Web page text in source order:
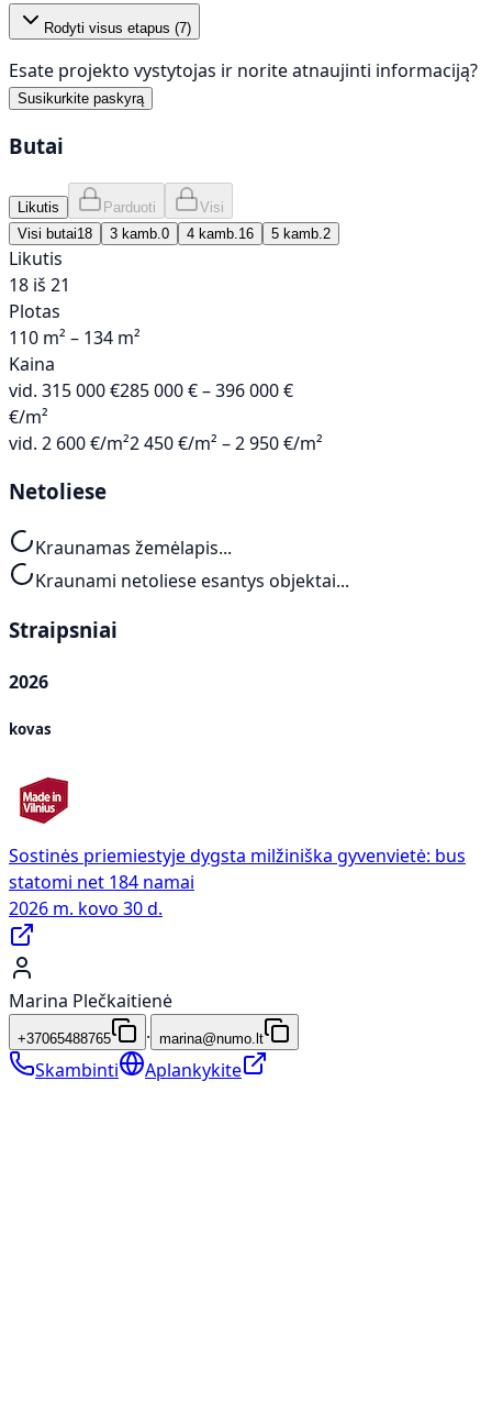
Rodyti visus etapus (7)
Esate projekto vystytojas ir norite atnaujinti informaciją?
Susikurkite paskyrą
Butai
Likutis Parduoti
Visi
Visi butai18 3 kamb. 0 4 kamb. 16 5 kamb. 2
Likutis
18 iš 21
Plotas
110 m² – 134 m²
Kaina
vid. 315 000 €285 000 € – 396 000 €
€/m²
vid. 2 600 €/m²2 450 €/m² – 2 950 €/m²
Netoliese
Kraunamas žemėlapis...
Kraunami netoliese esantys objektai...
Straipsniai
2026
kovas
Sostinės priemiestyje dygsta milžiniška gyvenvietė: bus
statomi net 184 namai
2026 m. kovo 30 d.
Marina Plečkaitienė
+37065488765 · marina@numo.lt
Skambinti Aplankykite